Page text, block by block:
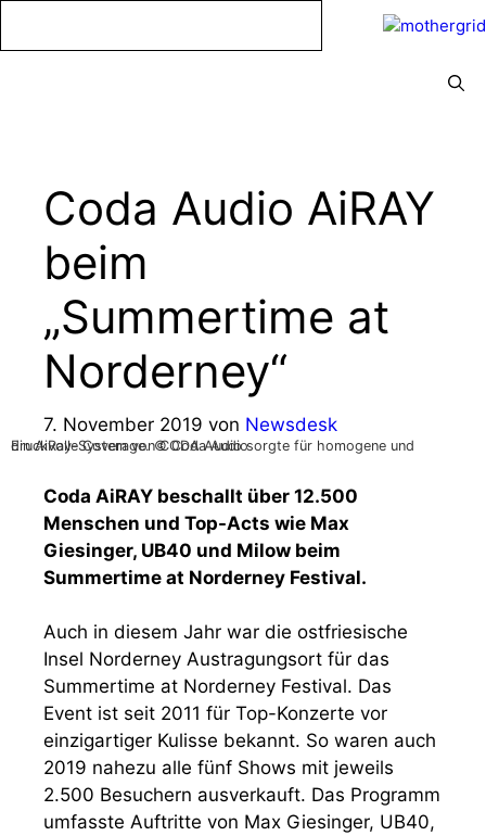
Coda Audio AiRAY
beim
„Summertime at
Norderney“
7. November 2019 von Newsdesk
Ein AiRay-System von CODA Audio sorgte für homogene und druckvolle Coverage. © Coda Audio
Coda AiRAY beschallt über 12.500
Menschen und Top-Acts wie Max
Giesinger, UB40 und Milow beim
Summertime at Norderney Festival.
Auch in diesem Jahr war die ostfriesische
Insel Norderney Austragungsort für das
Summertime at Norderney Festival. Das
Event ist seit 2011 für Top-Konzerte vor
einzigartiger Kulisse bekannt. So waren auch
2019 nahezu alle fünf Shows mit jeweils
2.500 Besuchern ausverkauft. Das Programm
umfasste Auftritte von Max Giesinger, UB40,